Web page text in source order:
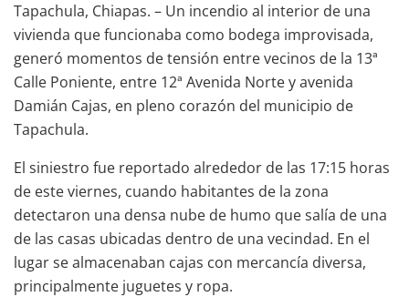
Tapachula, Chiapas. – Un incendio al interior de una
vivienda que funcionaba como bodega improvisada,
generó momentos de tensión entre vecinos de la 13ª
Calle Poniente, entre 12ª Avenida Norte y avenida
Damián Cajas, en pleno corazón del municipio de
Tapachula.
El siniestro fue reportado alrededor de las 17:15 horas
de este viernes, cuando habitantes de la zona
detectaron una densa nube de humo que salía de una
de las casas ubicadas dentro de una vecindad. En el
lugar se almacenaban cajas con mercancía diversa,
principalmente juguetes y ropa.